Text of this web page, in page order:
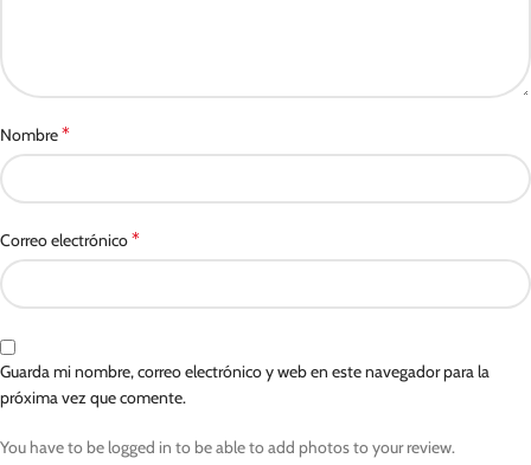
Nombre*
Correo electrónico*
Guarda mi nombre, correo electrónico y web en este navegador para la
próxima vez que comente.
You have to be logged in to be able to add photos to your review.